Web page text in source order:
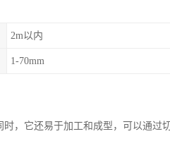
2m以内
1-70mm
，它还易于加工和成型，可以通过切